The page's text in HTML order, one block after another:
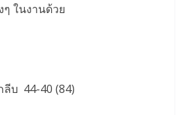
ในงานด้วย
บ 44-40 (84)